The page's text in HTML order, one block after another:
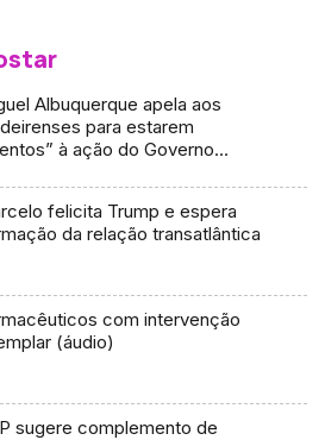
Albuquerque apela aos
para estarem
à ação do Governo
felicita Trump e espera
da relação transatlântica
com intervenção
(áudio)
sugere complemento de